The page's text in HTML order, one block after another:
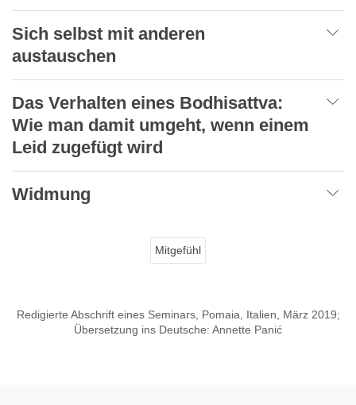
Sich selbst mit anderen
austauschen
Das Verhalten eines Bodhisattva:
Wie man damit umgeht, wenn einem
Leid zugefügt wird
Widmung
Mitgefühl
Redigierte Abschrift eines Seminars, Pomaia, Italien, März 2019;
Übersetzung ins Deutsche: Annette Panić